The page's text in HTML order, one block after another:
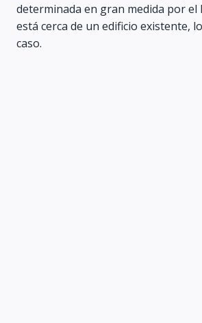
determinada en gran medida por
está cerca de un edificio existente,
caso.